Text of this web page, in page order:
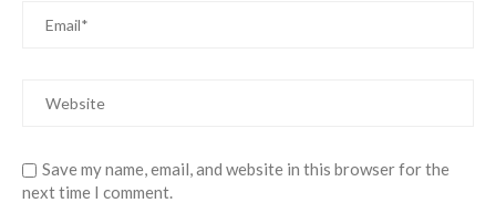
Save my name, email, and website in this browser for the
next time I comment.